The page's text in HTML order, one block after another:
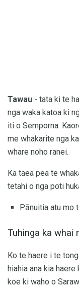
Tawau - tata ki te
nga waka katoa ki
iti o Semporna.
me whakarite nga
whare noho ranei.
Ka taea pea te
tetahi o nga poti
Pānuitia atu mo
Tuhinga ka whai
Ko te haere i te
hiahia ana kia
koe ki waho o